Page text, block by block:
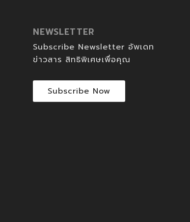
NEWSLETTER
Subscribe Newsletter อัพเดท
ข่าวสาร สิทธิพิเศษเพื่อคุณ
Subscribe Now